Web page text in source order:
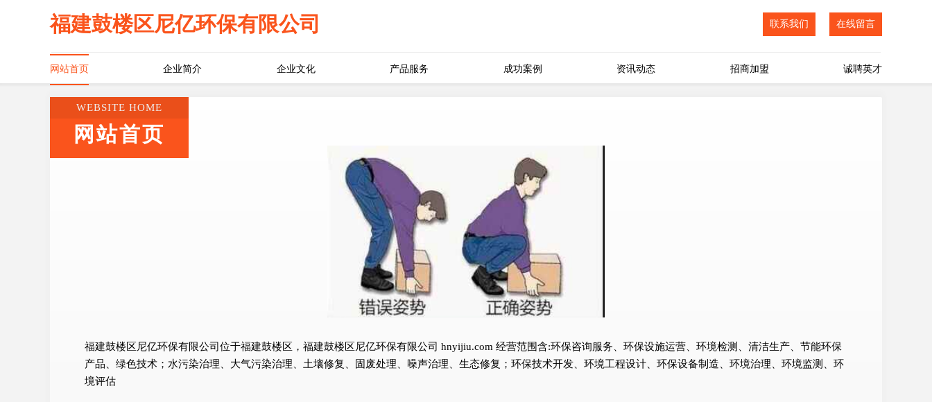
福建鼓楼区尼亿环保有限公司 联系我们 在线留言
网站首页 企业简介 企业文化 产品服务 成功案例 资讯动态 招商加盟 诚聘英才
WEBSITE HOME
网站首页
福建鼓楼区尼亿环保有限公司位于福建鼓楼区，福建鼓楼区尼亿环保有限公司 hnyijiu.com 经营范围含:环保咨询服务、环保设施运营、环境检测、清洁生产、节能环保
产品、绿色技术；水污染治理、大气污染治理、土壤修复、固废处理、噪声治理、生态修复；环保技术开发、环境工程设计、环保设备制造、环境治理、环境监测、环
境评估